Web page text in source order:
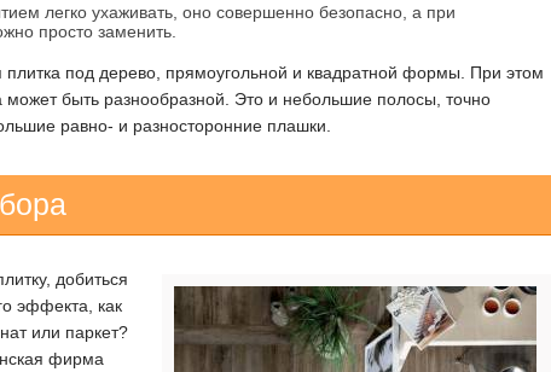
легко ухаживать, оно совершенно безопасно, а при
просто заменить.
плитка под дерево, прямоугольной и квадратной формы. При этом
быть разнообразной. Это и небольшие полосы, точно
равно- и разносторонние плашки.
добиться
эффекта, как
или паркет?
фирма